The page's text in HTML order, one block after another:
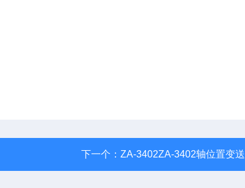
下一个： ZA-3402ZA-3402轴位置变